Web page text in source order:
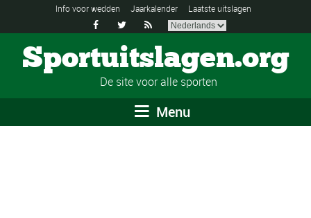
Info voor wedden Jaarkalender Laatste uitslagen
  
Sportuitslagen.org
De site voor alle sporten
Menu